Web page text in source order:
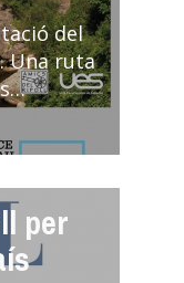
del
Una ruta
per